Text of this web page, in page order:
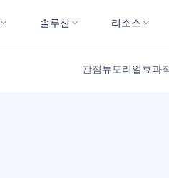
솔루션 리소스
관점튜토리얼효과